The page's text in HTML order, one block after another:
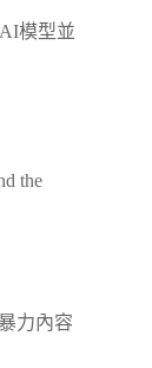
模型並
the
力內容